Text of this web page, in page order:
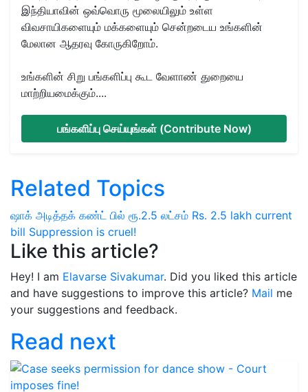
இந்தியாவின் ஒவ்வொரு மூலையிலும் உள்ள
விவசாயிகளையும் மக்களையும் சென்றடைய உங்களின்
மேலான ஆதரவு கோருகிறோம்.
உங்களின் சிறு பங்களிப்பு கூட வேளாண் துறையை
மாற்றியமைக்கும்....
பங்களிப்பு செய்யுங்கள் (Contribute Now)
Related Topics
ஷாக் அடித்தக் கண்ட் பில் ரூ.2.5 லட்சம் Rs. 2.5 lakh current
bill Suppression is cruel!
Like this article?
Hey! I am Elavarse Sivakumar. Did you liked this article
and have suggestions to improve this article? Mail me
your suggestions and feedback.
Read next